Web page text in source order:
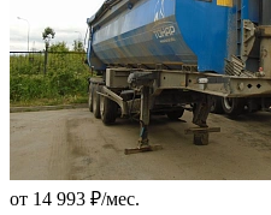
от 14 993 ₽/мес.